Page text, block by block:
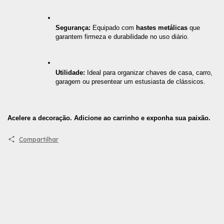
Segurança: Equipado com hastes metálicas que
garantem firmeza e durabilidade no uso diário.
Utilidade: Ideal para organizar chaves de casa, carro,
garagem ou presentear um estusiasta de clássicos.
Acelere a decoração. Adicione ao carrinho e exponha sua paixão.
Compartilhar